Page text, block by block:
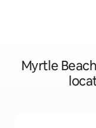
Myrtle